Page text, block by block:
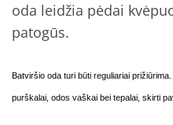
oda leidžia pėdai
patogūs.
Batviršio oda turi būti reguliariai
purškalai odos vaškai bei tepalai, skirti